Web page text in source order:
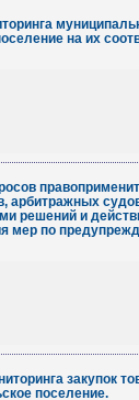
на их
арбитражных
решений и
мер по
закупок
поселение.